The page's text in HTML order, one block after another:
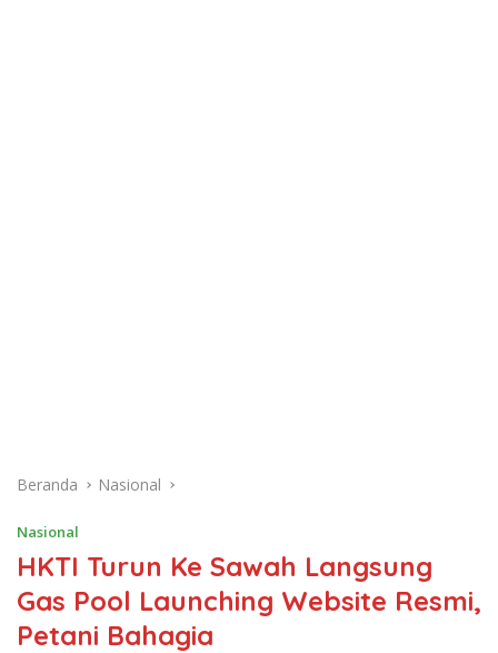
Beranda Nasional
Nasional
HKTI Turun Ke Sawah Langsung
Gas Pool Launching Website Resmi,
Petani Bahagia